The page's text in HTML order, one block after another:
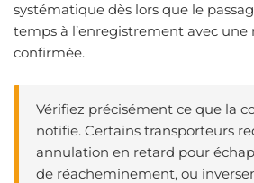
systématique dès lors que le
temps à l’enregistrement avec une
confirmée.
Vérifiez précisément ce que la
notifie. Certains transporteurs
annulation en retard pour
de réacheminement, ou